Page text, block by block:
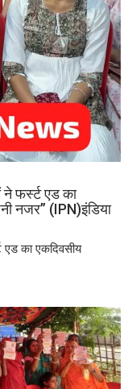
फर्स्ट एड का
नजर” (IPN)इंडिया
का एकदिवसीय